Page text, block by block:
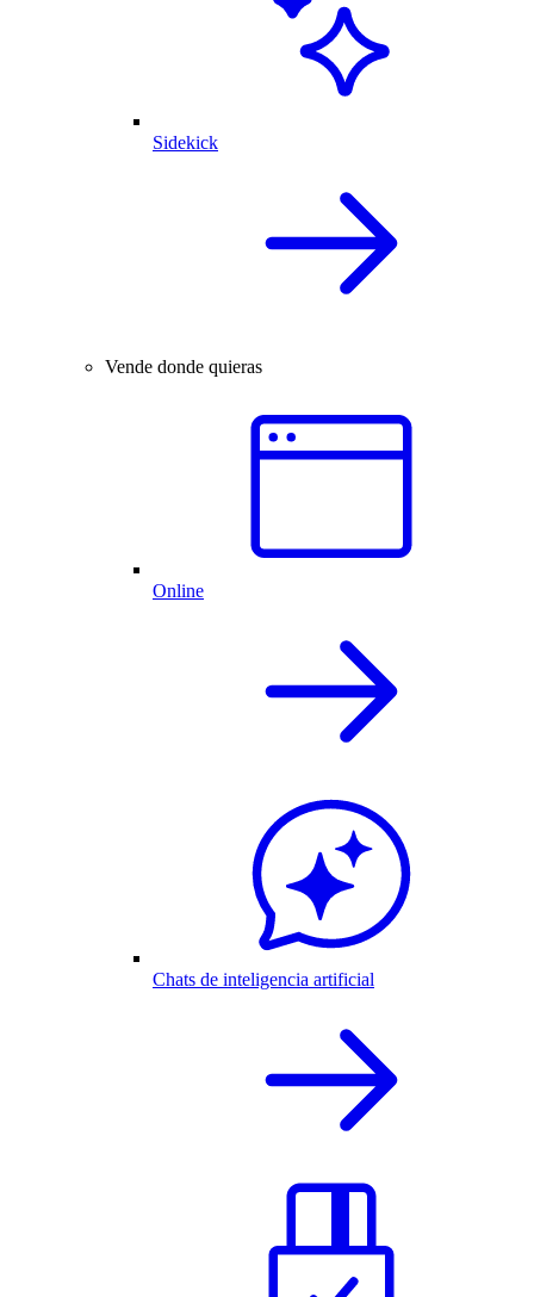
Sidekick
Vende donde quieras
Online
Chats de inteligencia artificial